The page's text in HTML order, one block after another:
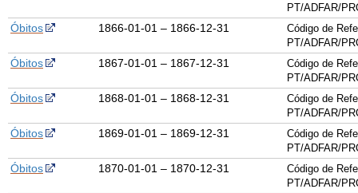
PT/ADFAR/
Óbitos 1866-01-01 – 1866-12-31
Código de
PT/ADFAR/
Óbitos 1867-01-01 – 1867-12-31
Código de
PT/ADFAR/
Óbitos 1868-01-01 – 1868-12-31
Código de
PT/ADFAR/
Óbitos 1869-01-01 – 1869-12-31
Código de
PT/ADFAR/
Óbitos 1870-01-01 – 1870-12-31
Código de
PT/ADFAR/